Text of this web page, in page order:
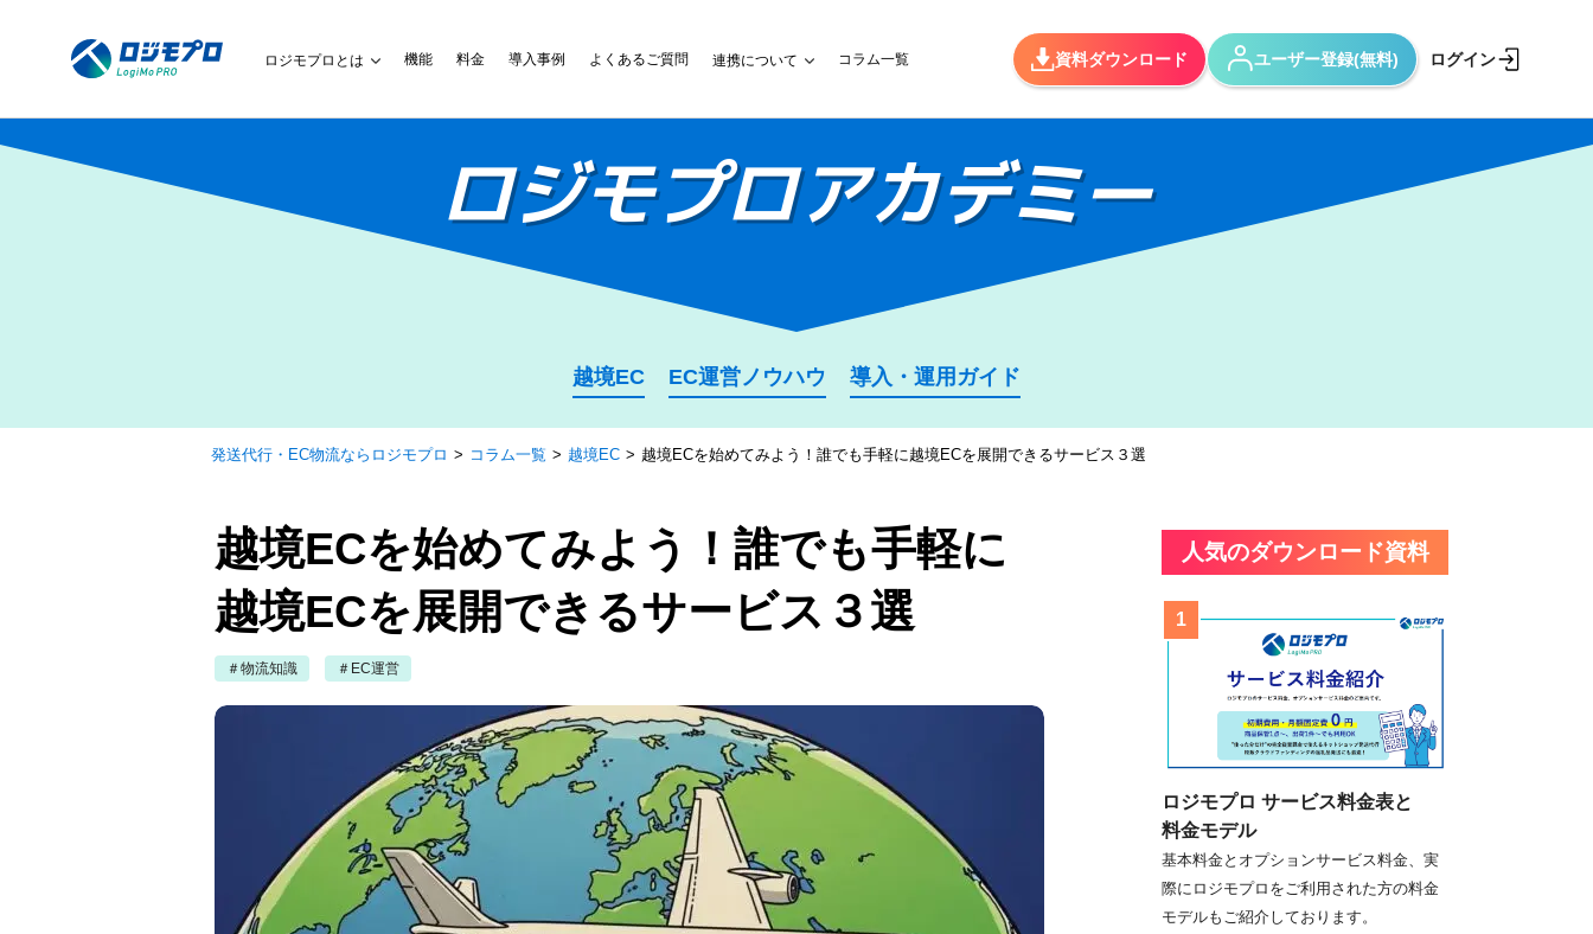
ロジモプロとは 機能 料金 導入事例 よくあるご質問 連携について コラム一覧 資料ダウンロード ユーザー登録(無料) ログイン
ロジモプロアカデミー
越境EC EC運営ノウハウ 導入・運用ガイド
発送代行・EC物流ならロジモプロ コラム一覧 越境EC 越境ECを始めてみよう！誰でも手軽に越境ECを展開できるサービス３選
越境ECを始めてみよう！誰でも手軽に
越境ECを展開できるサービス３選
＃物流知識 ＃EC運営
人気のダウンロード資料
ロジモプロ サービス料金表と
料金モデル
基本料金とオプションサービス料金、実
際にロジモプロをご利用された方の料金
モデルもご紹介しております。